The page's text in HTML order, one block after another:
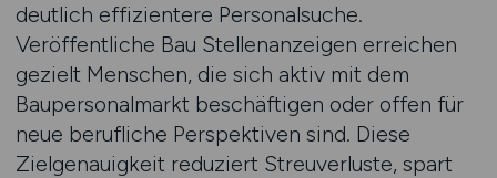
deutlich effizientere Personalsuche.
Veröffentliche Bau Stellenanzeigen erreichen
gezielt Menschen, die sich aktiv mit dem
Baupersonalmarkt beschäftigen oder offen für
neue berufliche Perspektiven sind. Diese
Zielgenauigkeit reduziert Streuverluste, spart